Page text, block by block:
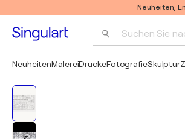
Neuheiten,
Suchen Sie
NeuheitenMalereiDruckeFotografieSkulptur